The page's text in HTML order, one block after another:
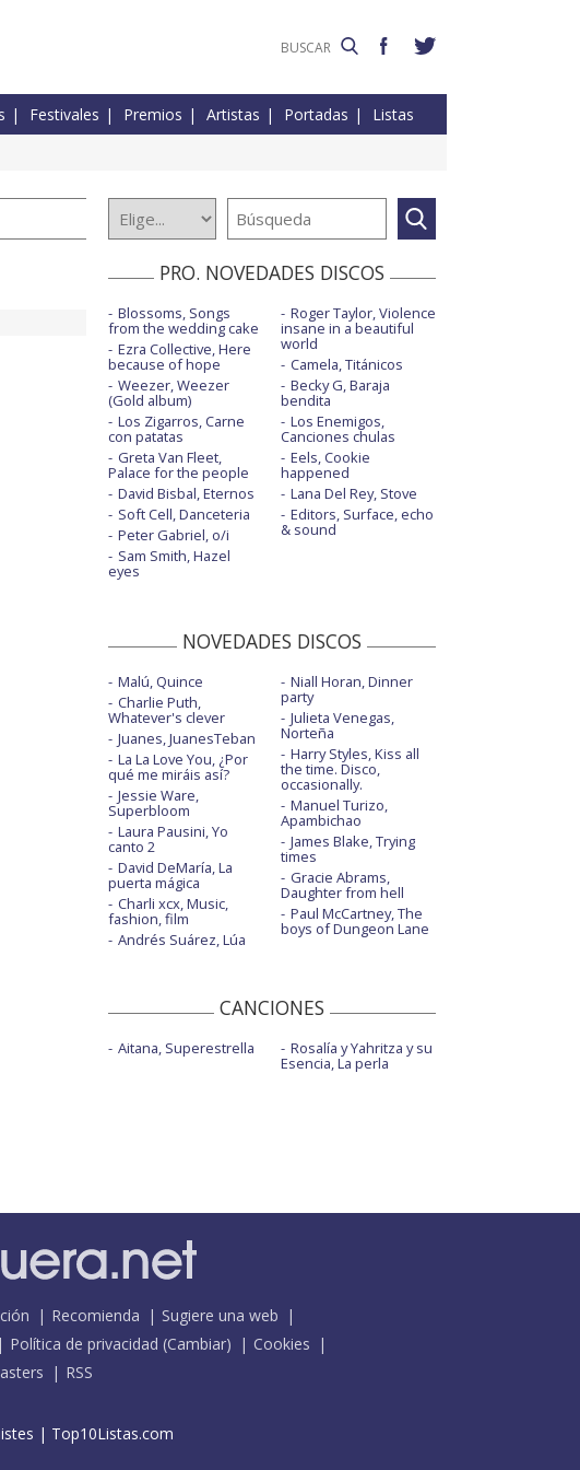
Festivales Premios Artistas Portadas Listas
PRO. NOVEDADES DISCOS
Blossoms, Songs
from the wedding cake
Ezra Collective, Here
because of hope
Weezer, Weezer
(Gold album)
Los Zigarros, Carne
con patatas
Greta Van Fleet,
Palace for the people
David Bisbal, Eternos
Soft Cell, Danceteria
Peter Gabriel, o/i
Sam Smith, Hazel
eyes
Roger Taylor, Violence
insane in a beautiful
world
Camela, Titánicos
Becky G, Baraja
bendita
Los Enemigos,
Canciones chulas
Eels, Cookie
happened
Lana Del Rey, Stove
Editors, Surface, echo
& sound
NOVEDADES DISCOS
Malú, Quince
Charlie Puth,
Whatever's clever
Juanes, JuanesTeban
La La Love You, ¿Por
qué me miráis así?
Jessie Ware,
Superbloom
Laura Pausini, Yo
canto 2
David DeMaría, La
puerta mágica
Charli xcx, Music,
fashion, film
Andrés Suárez, Lúa
Niall Horan, Dinner
party
Julieta Venegas,
Norteña
Harry Styles, Kiss all
the time. Disco,
occasionally.
Manuel Turizo,
Apambichao
James Blake, Trying
times
Gracie Abrams,
Daughter from hell
Paul McCartney, The
boys of Dungeon Lane
CANCIONES
Aitana, Superestrella Rosalía y Yahritza y su
Esencia, La perla
Recomienda
Sugiere una web
Política de privacidad (Cambiar)
Cookies
RSS
| Top10Listas.com